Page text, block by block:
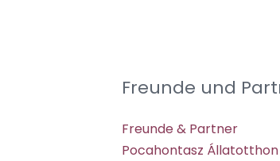
Freunde und
Freunde & Partner
Pocahontasz Állatotthon